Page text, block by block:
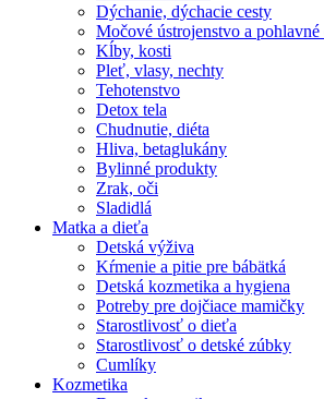
Dýchanie, dýchacie cesty
Močové ústrojenstvo a pohlavné
Kĺby, kosti
Pleť, vlasy, nechty
Tehotenstvo
Detox tela
Chudnutie, diéta
Hliva, betaglukány
Bylinné produkty
Zrak, oči
Sladidlá
Matka a dieťa
Detská výživa
Kŕmenie a pitie pre bábätká
Detská kozmetika a hygiena
Potreby pre dojčiace mamičky
Starostlivosť o dieťa
Starostlivosť o detské zúbky
Cumlíky
Kozmetika